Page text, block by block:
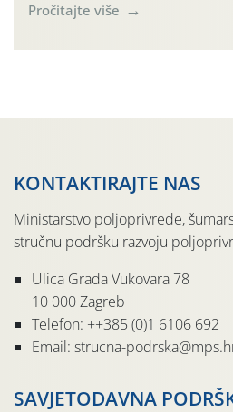
maksimalne su posljednjih dana
Simptome plamenjače vinove
Pročitajte više
KONTAKTIRAJTE NAS
Ministarstvo poljoprivrede,
stručnu podršku razvoju
Ulica Grada Vukovara 78
10 000 Zagreb
Telefon: ++385 (0)1 6106 692
Email: strucna-
SAVJETODAVNA